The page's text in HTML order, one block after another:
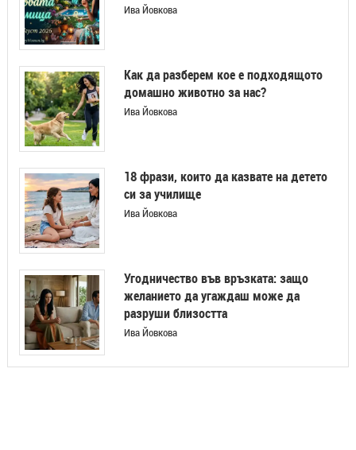
Ива Йовкова
Как да разберем кое е подходящото
домашно животно за нас?
Ива Йовкова
18 фрази, които да казвате на детето
си за училище
Ива Йовкова
Угодничество във връзката: защо
желанието да угаждаш може да
разруши близостта
Ива Йовкова